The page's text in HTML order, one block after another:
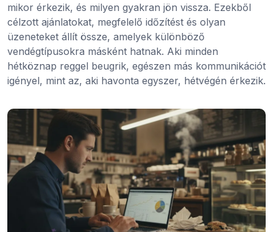
mikor érkezik, és milyen gyakran jön vissza. Ezekből
célzott ajánlatokat, megfelelő időzítést és olyan
üzeneteket állít össze, amelyek különböző
vendégtípusokra másként hatnak. Aki minden
hétköznap reggel beugrik, egészen más kommunikációt
igényel, mint az, aki havonta egyszer, hétvégén érkezik.